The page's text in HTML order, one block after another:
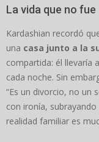
La vida que no fue
Kardashian recordó
una casa junto a la
compartida: él llevaría
cada noche. Sin
“Es un divorcio, no un
con ironía,
realidad familiar es